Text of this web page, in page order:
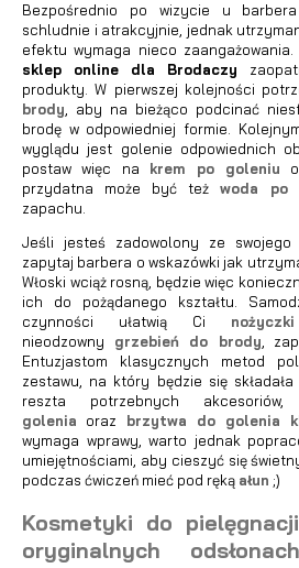
Bezpośrednio po wizycie u
schludnie i atrakcyjnie, jednak
efektu wymaga nieco
sklep online dla Brodaczy
produkty. W pierwszej kolejności
brody, aby na bieżąco podcinać
brodę w odpowiedniej formie.
wyglądu jest golenie odpowiednich
postaw więc na krem po goleniu
przydatna może być też woda po
zapachu.
Jeśli jesteś zadowolony ze swojego
zapytaj barbera o wskazówki jak
Włoski wciąż rosną, będzie więc
ich do pożądanego kształtu.
czynności ułatwią Ci
nieodzowny
grzebień do brody,
Entuzjastom klasycznych metod
zestawu, na który będzie się składała
reszta potrzebnych
golenia oraz brzytwa do golenia
wymaga wprawy, warto jednak
umiejętnościami, aby cieszyć się
podczas ćwiczeń mieć pod ręką ałun ;)
Kosmetyki do
oryginalnych